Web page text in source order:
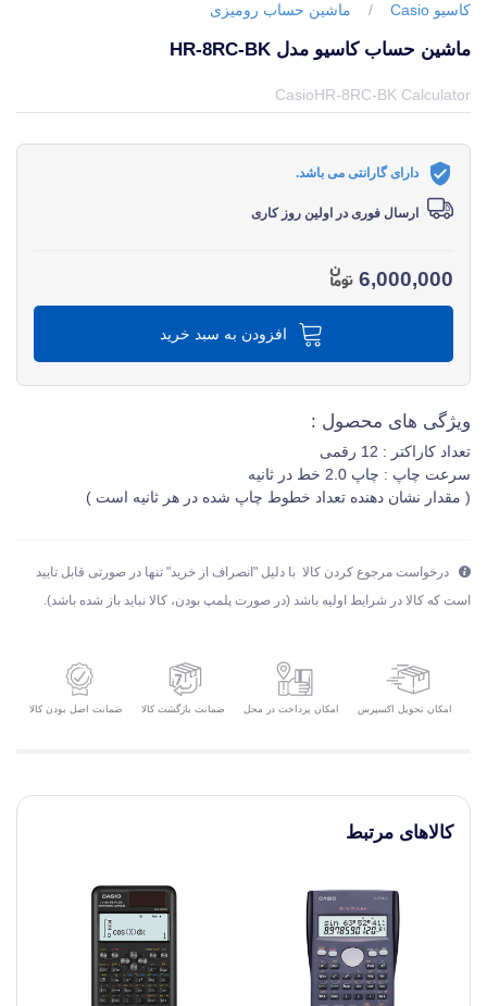
کاسیو Casio / ماشین حساب رومیزی
ماشین حساب کاسیو مدل HR-8RC-BK
CasioHR-8RC-BK Calculator
دارای گارانتی می باشد.
ارسال فوری در اولین روز کاری
6,000,000
افزودن به سبد خرید
ویژگی های محصول :
تعداد کاراکتر : 12 رقمی
سرعت چاپ : چاپ 2.0 خط در ثانیه
( مقدار نشان دهنده تعداد خطوط چاپ شده در هر ثانیه است )
درخواست مرجوع کردن کالا با دلیل "انصراف از خرید" تنها در صورتی قابل تایید
است که کالا در شرایط اولیه باشد (در صورت پلمپ بودن، کالا نباید باز شده باشد).
امکان تحویل اکسپرس امکان پرداخت در محل ضمانت بازگشت کالا ضمانت اصل بودن کالا
کالاهای مرتبط